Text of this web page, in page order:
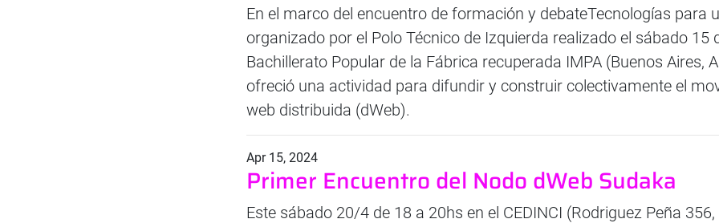
En el marco del encuentro de formación y debateTecnologías para
organizado por el Polo Técnico de Izquierda realizado el sábado 15
Bachillerato Popular de la Fábrica recuperada IMPA (Buenos Aires,
ofreció una actividad para difundir y construir colectivamente el
web distribuida (dWeb).
Apr 15, 2024
Primer Encuentro del Nodo dWeb Sudaka
Este sábado 20/4 de 18 a 20hs en el CEDINCI (Rodriguez Peña 356,